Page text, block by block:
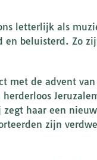
letterlijk als
en beluisterd. Zo
de advent
haar een
zijn